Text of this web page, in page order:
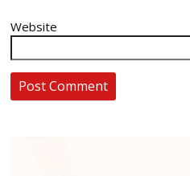
Website